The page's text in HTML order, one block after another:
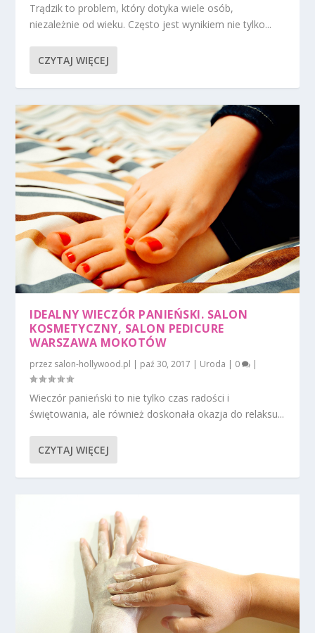
Trądzik to problem, który dotyka wiele osób,
niezależnie od wieku. Często jest wynikiem nie tylko...
CZYTAJ WIĘCEJ
IDEALNY WIECZÓR PANIEŃSKI. SALON
KOSMETYCZNY, SALON PEDICURE
WARSZAWA MOKOTÓW
przez salon-hollywood.pl | paź 30, 2017 | Uroda | 0 |
Wieczór panieński to nie tylko czas radości i
świętowania, ale również doskonała okazja do relaksu...
CZYTAJ WIĘCEJ